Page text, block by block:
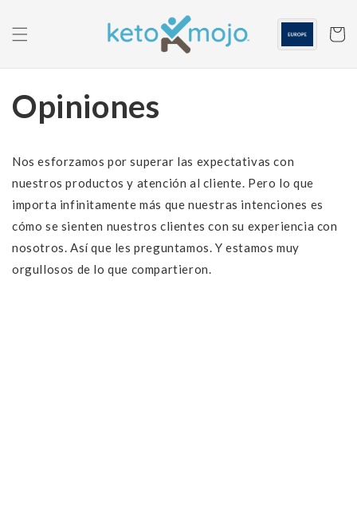
contenido
Carrito
Opiniones
Nos esforzamos por superar las expectativas con
nuestros productos y atención al cliente. Pero lo que
importa infinitamente más que nuestras intenciones es
cómo se sienten nuestros clientes con su experiencia con
nosotros. Así que les preguntamos. Y estamos muy
orgullosos de lo que compartieron.